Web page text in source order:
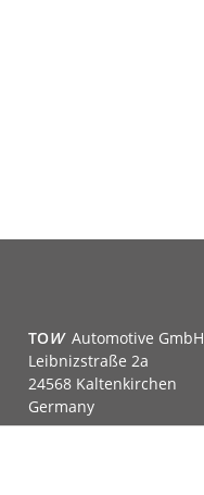
TOW Automotive GmbH
Leibnizstraße 2a
24568 Kaltenkirchen
Germany